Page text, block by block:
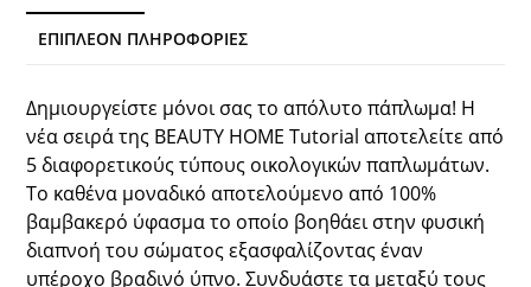
ΕΠΙΠΛΈΟΝ ΠΛΗΡΟΦΟΡΊΕΣ
Δημιουργείστε μόνοι σας το απόλυτο πάπλωμα! Η
νέα σειρά της BEAUTY HOME Tutorial αποτελείτε από
5 διαφορετικούς τύπους οικολογικών παπλωμάτων.
Το καθένα μοναδικό αποτελούμενο από 100%
βαμβακερό ύφασμα το οποίο βοηθάει στην φυσική
διαπνοή του σώματος εξασφαλίζοντας έναν
υπέροχο βραδινό ύπνο. Συνδυάστε τα μεταξύ τους